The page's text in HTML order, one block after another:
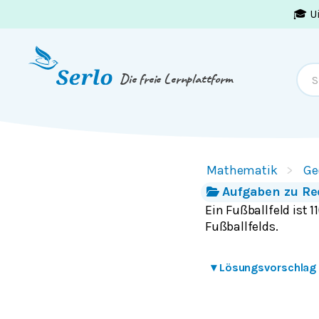
🎓
Die freie Lernplattform
Mathematik
Aufgaben zu
Ein Fußballfeld ist
Fußballfelds.
▾ Lösungsvorschlag